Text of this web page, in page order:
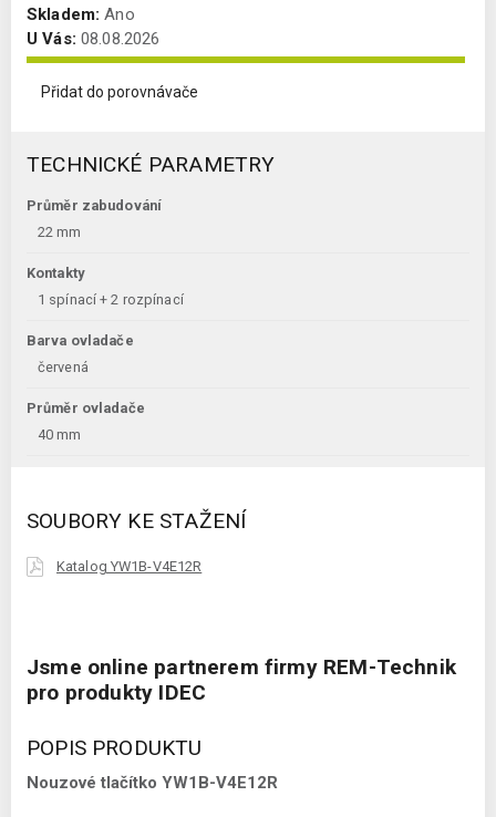
Skladem: Ano
U Vás: 08.08.2026
Přidat do porovnávače
TECHNICKÉ PARAMETRY
Průměr zabudování
22 mm
Kontakty
1 spínací + 2 rozpínací
Barva ovladače
červená
Průměr ovladače
40 mm
SOUBORY KE STAŽENÍ
Katalog YW1B-V4E12R
Jsme online partnerem firmy REM-Technik
pro produkty IDEC
POPIS PRODUKTU
Nouzové tlačítko YW1B-V4E12R